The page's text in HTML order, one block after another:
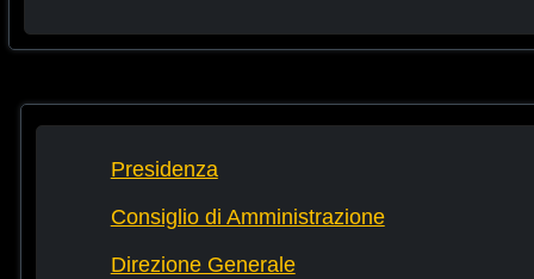
Presidenza
Consiglio di Amministrazione
Direzione Generale